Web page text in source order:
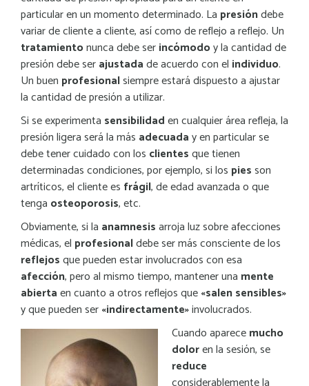
particular en un momento determinado. La presióndebe
variar de cliente a cliente, así como de reflejo areflejo. Un
tratamientonunca debe serincómodoy la cantidad de
presión debe serajustadade acuerdo con el individuo.
Un buen profesionalsiempre estará dispuesto a ajustar
la cantidad de presión a utilizar.
Si se experimenta sensibilidaden cualquier área refleja, la
presión ligera será la más adecuaday en particular se
debe tener cuidado con los clientesque tienen
determinadas condiciones, por ejemplo, si los piesson
artríticos, el cliente es frágil, de edad avanzada o que
tenga osteoporosis, etc.
Obviamente, si la anamnesisarroja luz sobre afecciones
médicas, el profesionaldebe ser más consciente de los
reflejosque pueden estar involucrados con esa
afección, pero al mismo tiempo, mantener una mente
abiertaen cuanto a otros reflejos que«salen sensibles»
y que pueden ser«indirectamente»involucrados.
Cuando aparecemucho
doloren la sesión, se
reduce